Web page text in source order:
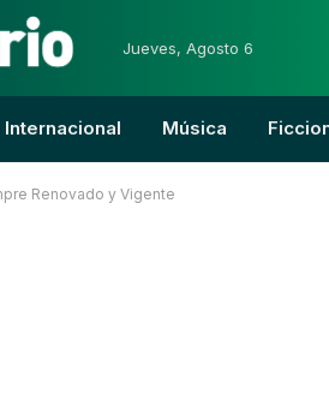
Jueves, Agosto 6
Internacional Música
Renovado y Vigente